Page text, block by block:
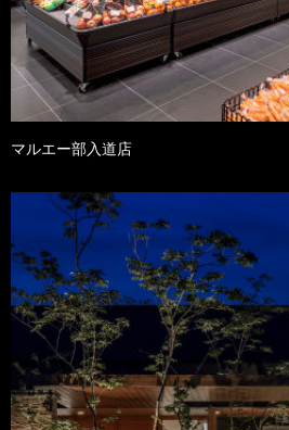
マルエー部入道店